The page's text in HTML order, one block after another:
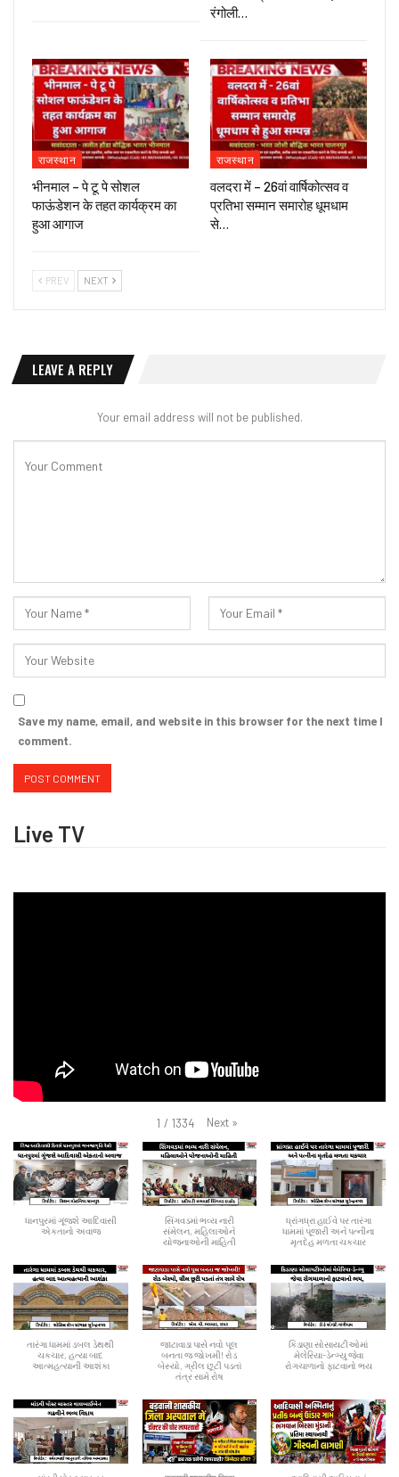
रंगोली…
राजस्थान
भीनमाल – पे टू पे सोशल
फाऊंडेशन के तहत कार्यक्रम का
हुआ आगाज
राजस्थान
वलदरा में – 26वां वार्षिकोत्सव व
प्रतिभा सम्मान समारोह धूमधाम
से…
PREV NEXT
LEAVE A REPLY
Your email address will not be published.
Save my name, email, and website in this browser for the next time I
comment.
Live TV
1 / 1334 Next »
ધાનપુરમાં ગૂંજશે આદિવાસી
એકતાનો અવાજ
સિંગવડમાં ભવ્ય નારી
સંમેલન, મહિલાઓને
યોજનાઓની માહિતી
ધ્રાંગધ્રા હાઈવે પર તારંગા
ધામમાં પૂજારી અને પત્નીના
મૃતદેહ મળતા ચકચાર
તારંગા ધામમાં ડબલ ડેથથી
ચકચાર, હત્યા બાદ
આત્મહત્યાની આશંકા
જાટાવાડા પાસે નવો પૂલ
બનતા જ જોખમી! રોડ
બેસ્યો, ગ્રીલ છૂટી પડતાં
તંત્ર સામે રોષ
કિડાણા સોસાયટીઓમાં
મેલેરિયા-ડેન્ગ્યુ જેવા
રોગચાળાનો ફાટવાનો ભય